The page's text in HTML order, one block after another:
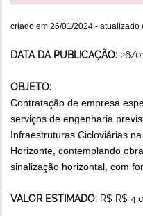
criado em 26/01/2024 - atualizado
DATA DA PUBLICAÇÃO: 26/
OBJETO:
Contratação de empresa
serviços de engenharia
Infraestruturas Cicloviárias
Horizonte, contemplando
sinalização horizontal, com
VALOR ESTIMADO: R$ R$